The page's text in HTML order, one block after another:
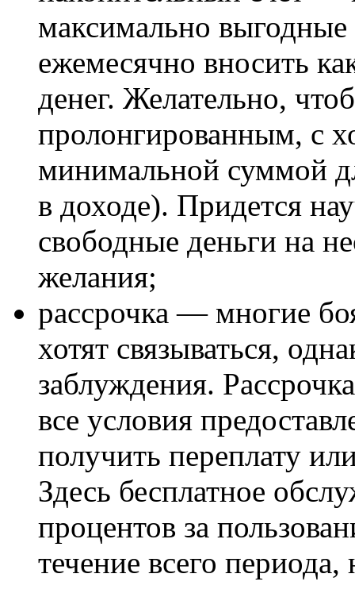
максимально выгодные
ежемесячно вносить
денег. Желательно,
пролонгированным, с
минимальной суммой
в доходе). Придется
свободные деньги на
желания;
рассрочка — многие
хотят связываться,
заблуждения.
все условия
получить переплату
Здесь бесплатное
процентов за
течение всего